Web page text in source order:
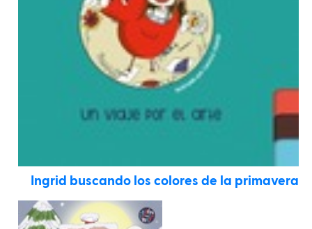
Ingrid buscando los colores de la primavera